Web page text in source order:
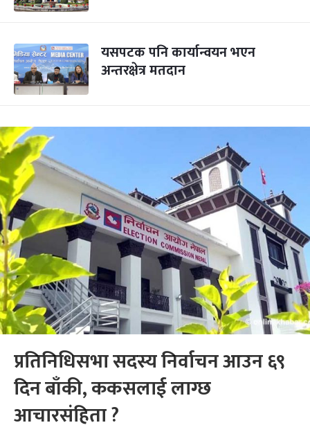
यसपटक पनि कार्यान्वयन भएन
अन्तरक्षेत्र मतदान
प्रतिनिधिसभा सदस्य निर्वाचन आउन ६९
दिन बाँकी, ककसलाई लाग्छ
आचारसंहिता ?